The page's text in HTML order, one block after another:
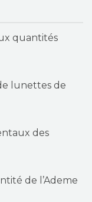
quantités
lunettes de
des
de l’Ademe